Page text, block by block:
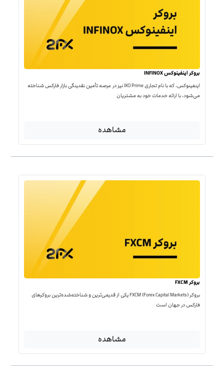
بروکر اینفینوکس INFINOX
اینفینوکس، که با نام تجاری IXO Prime نیز در عرصه تأمین نقدینگی بازار فارکس شناخته
می‌شود، با ارائه خدمات خود به مشتریان
مشاهده
بروکر FXCM
بروکر FXCM (Forex Capital Markets) یکی از قدیمی‌ترین و شناخته‌شده‌ترین بروکرهای
فارکس در جهان است
مشاهده